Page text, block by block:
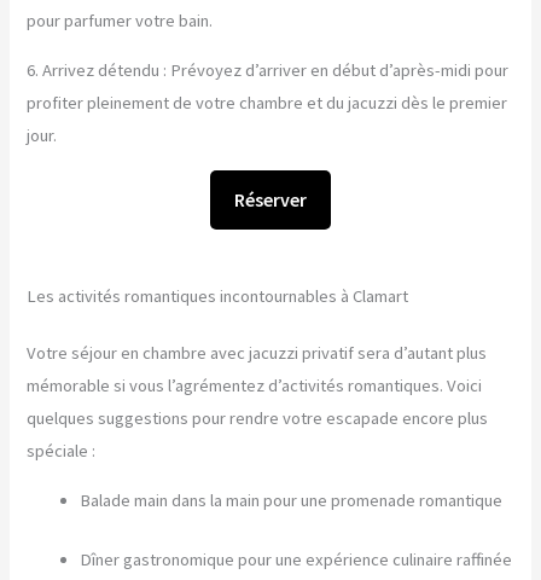
pour parfumer votre bain.
6. Arrivez détendu : Prévoyez d’arriver en début d’après-midi pour
profiter pleinement de votre chambre et du jacuzzi dès le premier
jour.
Réserver
Les activités romantiques incontournables à Clamart
Votre séjour en chambre avec jacuzzi privatif sera d’autant plus
mémorable si vous l’agrémentez d’activités romantiques. Voici
quelques suggestions pour rendre votre escapade encore plus
spéciale :
Balade main dans la main pour une promenade romantique
Dîner gastronomique pour une expérience culinaire raffinée